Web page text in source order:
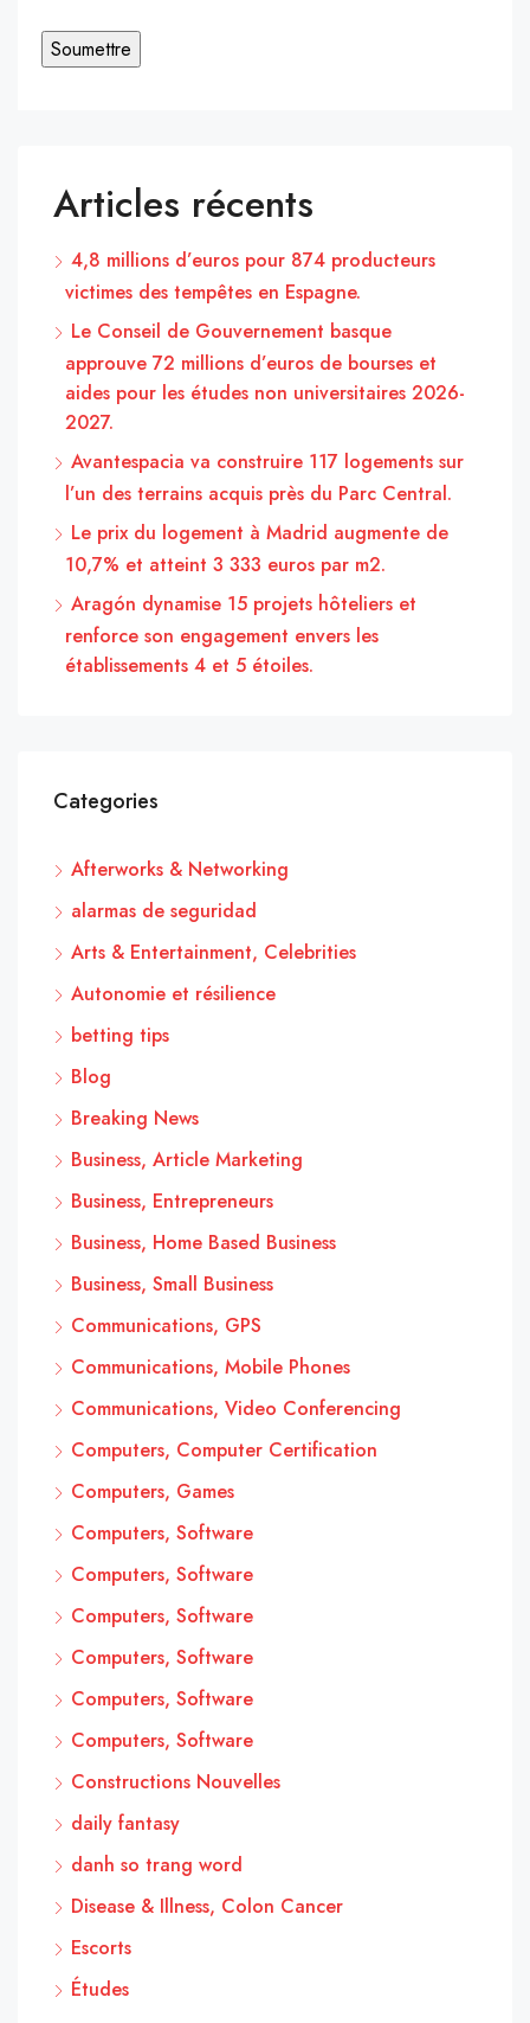
Articles récents
4,8 millions d’euros pour 874 producteurs
victimes des tempêtes en Espagne.
Le Conseil de Gouvernement basque
approuve 72 millions d’euros de bourses et
aides pour les études non universitaires 2026-
2027.
Avantespacia va construire 117 logements sur
l’un des terrains acquis près du Parc Central.
Le prix du logement à Madrid augmente de
10,7% et atteint 3 333 euros par m2.
Aragón dynamise 15 projets hôteliers et
renforce son engagement envers les
établissements 4 et 5 étoiles.
Categories
Afterworks & Networking
alarmas de seguridad
Arts & Entertainment, Celebrities
Autonomie et résilience
betting tips
Blog
Breaking News
Business, Article Marketing
Business, Entrepreneurs
Business, Home Based Business
Business, Small Business
Communications, GPS
Communications, Mobile Phones
Communications, Video Conferencing
Computers, Computer Certification
Computers, Games
Computers, Software
Computers, Software
Computers, Software
Computers, Software
Computers, Software
Computers, Software
Constructions Nouvelles
daily fantasy
danh so trang word
Disease & Illness, Colon Cancer
Escorts
Études